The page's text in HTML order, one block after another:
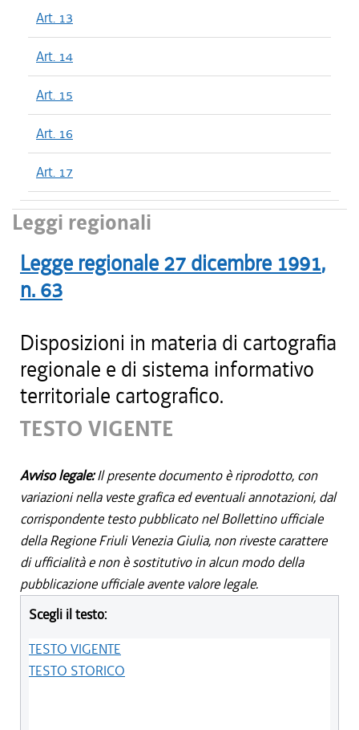
Art. 13
Art. 14
Art. 15
Art. 16
Art. 17
Leggi regionali
Legge regionale 27 dicembre 1991,
n. 63
Disposizioni in materia di cartografia
regionale e di sistema informativo
territoriale cartografico.
TESTO VIGENTE
Avviso legale:Il presente documento è riprodotto, con
variazioni nella veste grafica ed eventuali annotazioni, dal
corrispondente testo pubblicato nel Bollettino ufficiale
della Regione Friuli Venezia Giulia, non riveste carattere
di ufficialità e non è sostitutivo in alcun modo della
pubblicazione ufficiale avente valore legale.
Scegli il testo:
TESTO VIGENTE
TESTO STORICO